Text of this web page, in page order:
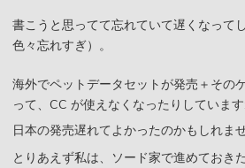
書こうと思ってて忘れていて遅くなって
色々忘れすぎ）。
海外でペットデータセットが発売＋その
って、CC が使えなくなったりしています
日本の発売遅れてよかったのかもしれま
とりあえず私は、ソード家で進めておき